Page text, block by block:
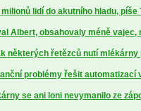
lidí do akutního hladu, píše
Albert, obsahovaly méně vajec,
některých řetězců nutí
problémy řešit automatizací
se ani loni nevymanilo ze